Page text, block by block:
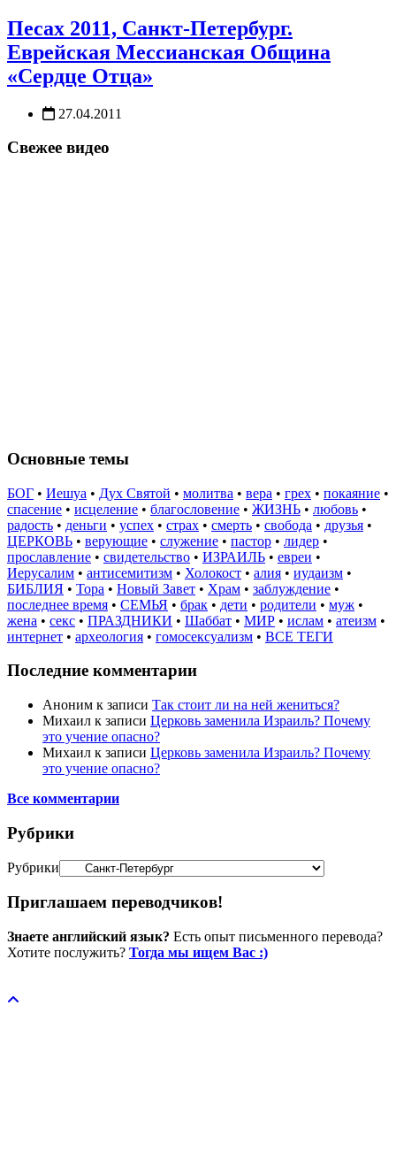
Песах 2011, Санкт-Петербург.
Еврейская Мессианская Община
«Сердце Отца»
27.04.2011
Свежее видео
Основные темы
БОГ • Иешуа • Дух Святой • молитва • вера • грех • покаяние •
спасение • исцеление • благословение • ЖИЗНЬ • любовь •
радость • деньги • успех • страх • смерть • свобода • друзья •
ЦЕРКОВЬ • верующие • служение • пастор • лидер •
прославление • свидетельство • ИЗРАИЛЬ • евреи •
Иерусалим • антисемитизм • Холокост • алия • иудаизм •
БИБЛИЯ • Тора • Новый Завет • Храм • заблуждение •
последнее время • СЕМЬЯ • брак • дети • родители • муж •
жена • секс • ПРАЗДНИКИ • Шаббат • МИР • ислам • атеизм •
интернет • археология • гомосексуализм • ВСЕ ТЕГИ
Последние комментарии
Аноним к записи Так стоит ли на ней жениться?
Михаил к записи Церковь заменила Израиль? Почему
это учение опасно?
Михаил к записи Церковь заменила Израиль? Почему
это учение опасно?
Все комментарии
Рубрики
Рубрики
Приглашаем переводчиков!
Знаете английский язык? Есть опыт письменного перевода?
Хотите послужить? Тогда мы ищем Вас :)